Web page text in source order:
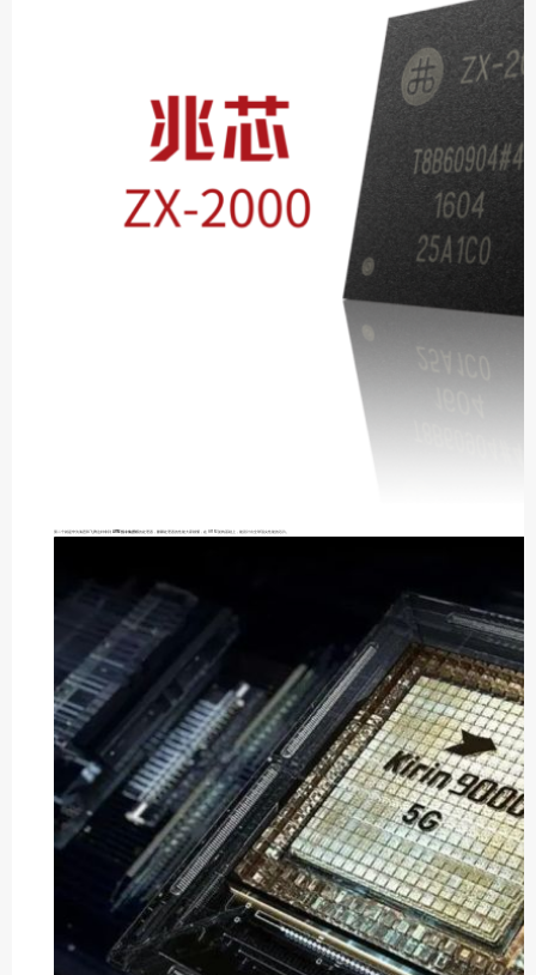
第二个就是华为海思和飞腾这种拿到 ARM 指令集授权的处理器，麒麟处理器的性能大家都懂，在 ARM 架构基础上，能设计出全球顶尖性能的芯片。